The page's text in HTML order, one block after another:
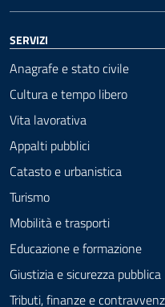
SERVIZI
Anagrafe e stato civile
Cultura e tempo libero
Vita lavorativa
Appalti pubblici
Catasto e urbanistica
Turismo
Mobilità e trasporti
Educazione e formazione
Giustizia e sicurezza pubblica
Tributi, finanze e